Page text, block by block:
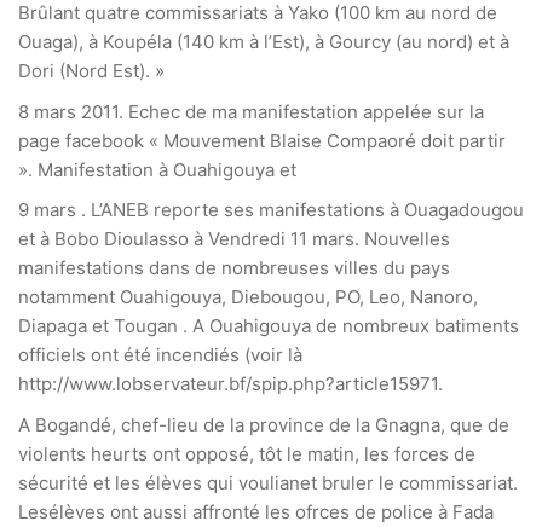
Brûlant quatre commissariats à Yako (100 km au nord de
Ouaga), à Koupéla (140 km à l’Est), à Gourcy (au nord) et à
Dori (Nord Est). »
8 mars 2011. Echec de ma manifestation appelée sur la
page facebook « Mouvement Blaise Compaoré doit partir
». Manifestation à Ouahigouya et
9 mars . L’ANEB reporte ses manifestations à Ouagadougou
et à Bobo Dioulasso à Vendredi 11 mars. Nouvelles
manifestations dans de nombreuses villes du pays
notamment Ouahigouya, Diebougou, PO, Leo, Nanoro,
Diapaga et Tougan . A Ouahigouya de nombreux batiments
officiels ont été incendiés (voir là
http://www.lobservateur.bf/spip.php?article15971.
A Bogandé, chef-lieu de la province de la Gnagna, que de
violents heurts ont opposé, tôt le matin, les forces de
sécurité et les élèves qui voulianet bruler le commissariat.
Lesélèves ont aussi affronté les ofrces de police à Fada